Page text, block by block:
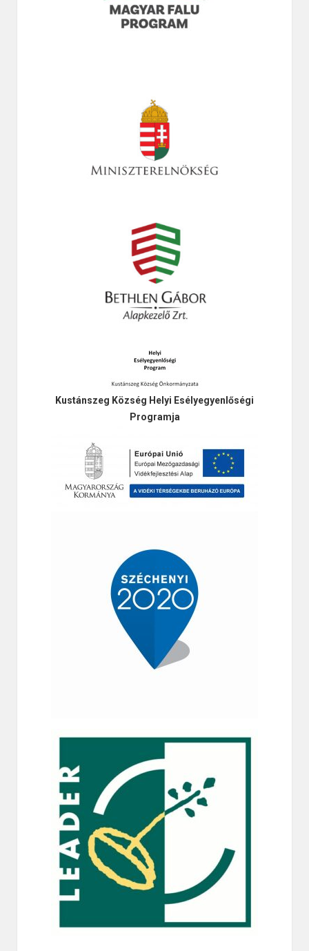
Kustánszeg Község Helyi Esélyegyenlőségi
Programja